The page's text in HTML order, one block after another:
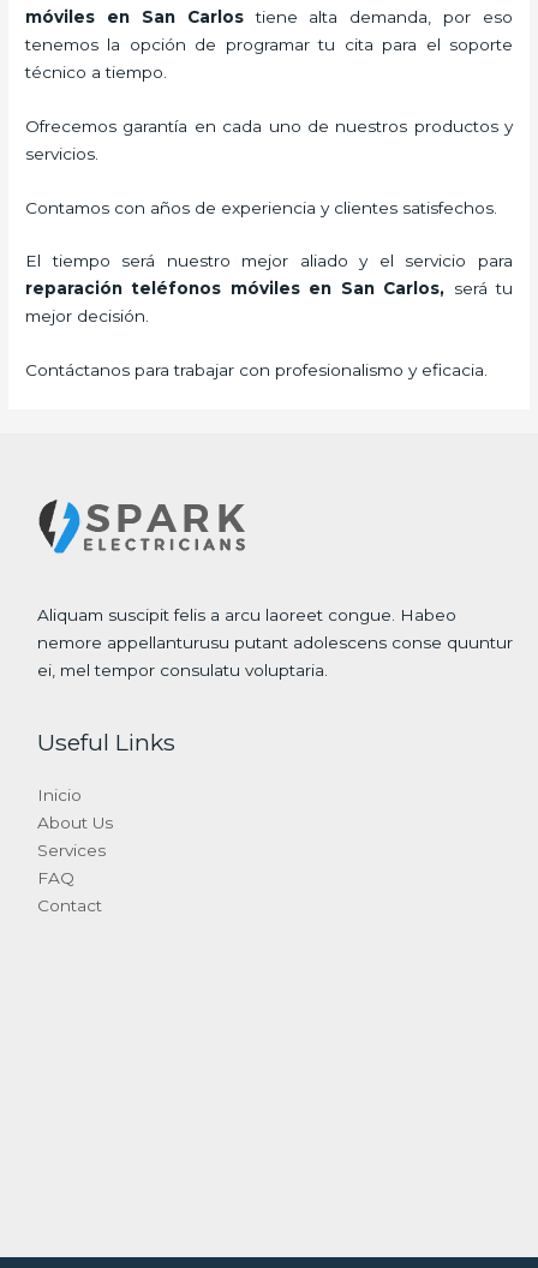
móviles en San Carlostiene alta demanda, por eso
tenemos la opción de programar tu cita para el soporte
técnico a tiempo.
Ofrecemos garantía en cada uno de nuestros productos y
servicios.
Contamos con años de experiencia y clientes satisfechos.
El tiempo será nuestro mejor aliado y el servicio para
reparación teléfonos móvilesen San Carlos, será tu
mejor decisión.
Contáctanos para trabajar con profesionalismo y eficacia.
Aliquam suscipit felis a arcu laoreet congue. Habeo
nemore appellanturusu putant adolescens conse quuntur
ei, mel tempor consulatu voluptaria.
Useful Links
Inicio
About Us
Services
FAQ
Contact